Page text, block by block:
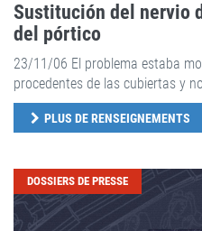
Sustitución del nervio
del pórtico
23/11/06 El problema estaba
procedentes de las cubiertas y
PLUS DE RENSEIGNEMENTS
DOSSIERS DE PRESSE